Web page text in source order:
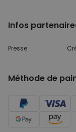
Infos
Presse
Méthode de